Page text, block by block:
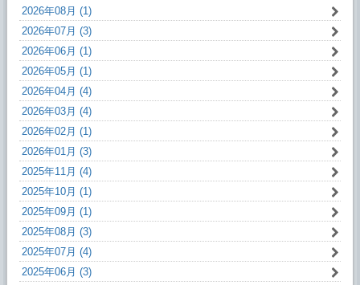
2026年08月 (1)
2026年07月 (3)
2026年06月 (1)
2026年05月 (1)
2026年04月 (4)
2026年03月 (4)
2026年02月 (1)
2026年01月 (3)
2025年11月 (4)
2025年10月 (1)
2025年09月 (1)
2025年08月 (3)
2025年07月 (4)
2025年06月 (3)